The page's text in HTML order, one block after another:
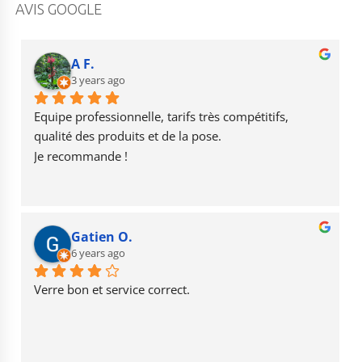
c
b
o
o
k
a
r
a
m
b
e
AVIS GOOGLE
A F.
3 years ago
Equipe professionnelle, tarifs très compétitifs,
qualité des produits et de la pose.
Je recommande !
Gatien O.
6 years ago
Verre bon et service correct.